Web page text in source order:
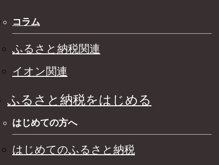
コラム
ふるさと納税関連
イオン関連
ふるさと納税をはじめる
はじめての方へ
はじめてのふるさと納税